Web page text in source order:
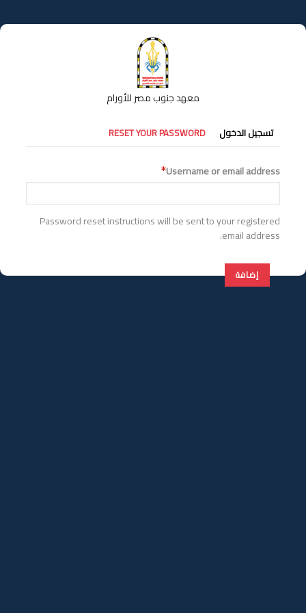
إلى
المحتوى
معهد جنوب مصر للأورام
التبويبات
الأساسية
تسجيل الدخول RESET YOUR PASSWORD
Username or email address
Password reset instructions will be sent to your registered
email address.